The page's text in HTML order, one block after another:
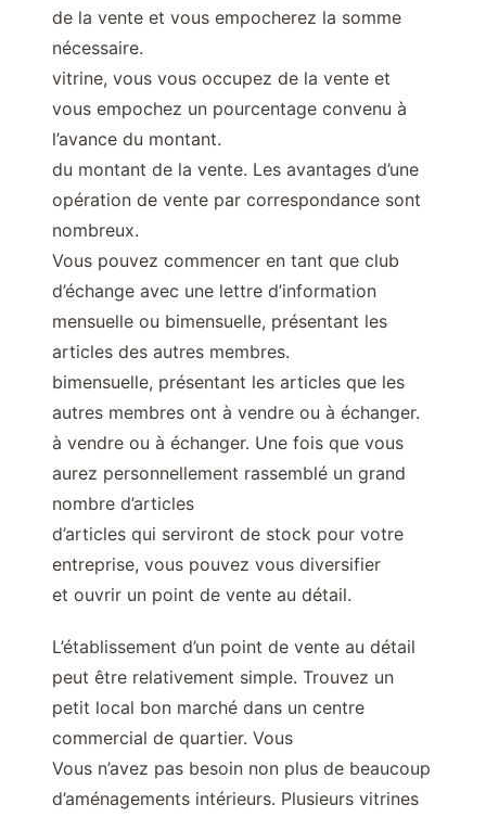
de la vente et vous empocherez la somme
nécessaire.
vitrine, vous vous occupez de la vente et
vous empochez un pourcentage convenu à
l’avance du montant.
du montant de la vente. Les avantages d’une
opération de vente par correspondance sont
nombreux.
Vous pouvez commencer en tant que club
d’échange avec une lettre d’information
mensuelle ou bimensuelle, présentant les
articles des autres membres.
bimensuelle, présentant les articles que les
autres membres ont à vendre ou à échanger.
à vendre ou à échanger. Une fois que vous
aurez personnellement rassemblé un grand
nombre d’articles
d’articles qui serviront de stock pour votre
entreprise, vous pouvez vous diversifier
et ouvrir un point de vente au détail.
L’établissement d’un point de vente au détail
peut être relativement simple. Trouvez un
petit local bon marché dans un centre
commercial de quartier. Vous
Vous n’avez pas besoin non plus de beaucoup
d’aménagements intérieurs. Plusieurs vitrines